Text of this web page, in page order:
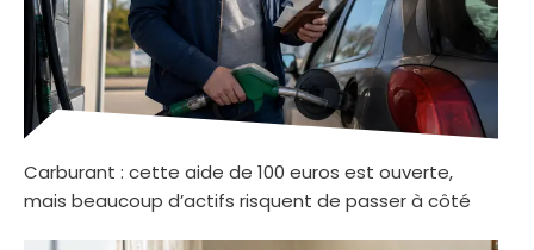
Carburant : cette aide de 100 euros est ouverte,
mais beaucoup d’actifs risquent de passer à côté